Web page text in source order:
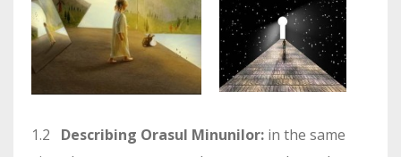
1.2 Describing Orasul Minunilor: in the same